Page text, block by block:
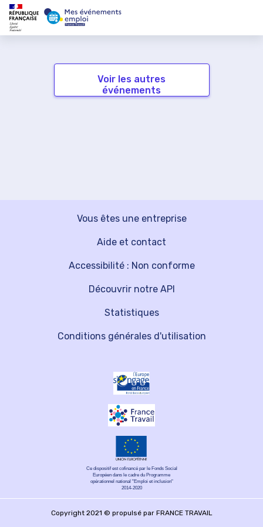
Voir les autres
événements
Vous êtes une entreprise
Découvrir notre API
Aide et contact
Statistiques
Accessibilité : Non conforme
Conditions générales d'utilisation
Ce dispositif est cofinancé par le Fonds Social
Européen dans le cadre du Programme
opérationnel national "Emploi et inclusion"
2014-2020
Copyright 2021 © propulsé par FRANCE TRAVAIL